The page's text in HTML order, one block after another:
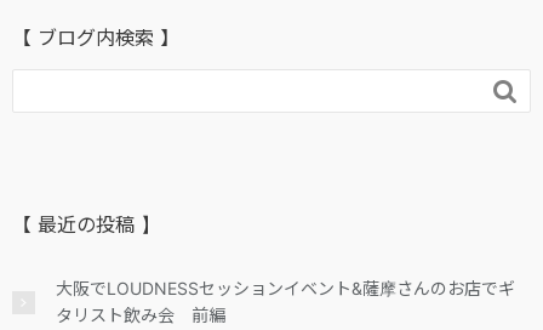
【 ブログ内検索 】

【 最近の投稿 】
大阪でLOUDNESSセッションイベント&薩摩さんのお店でギ
タリスト飲み会 前編